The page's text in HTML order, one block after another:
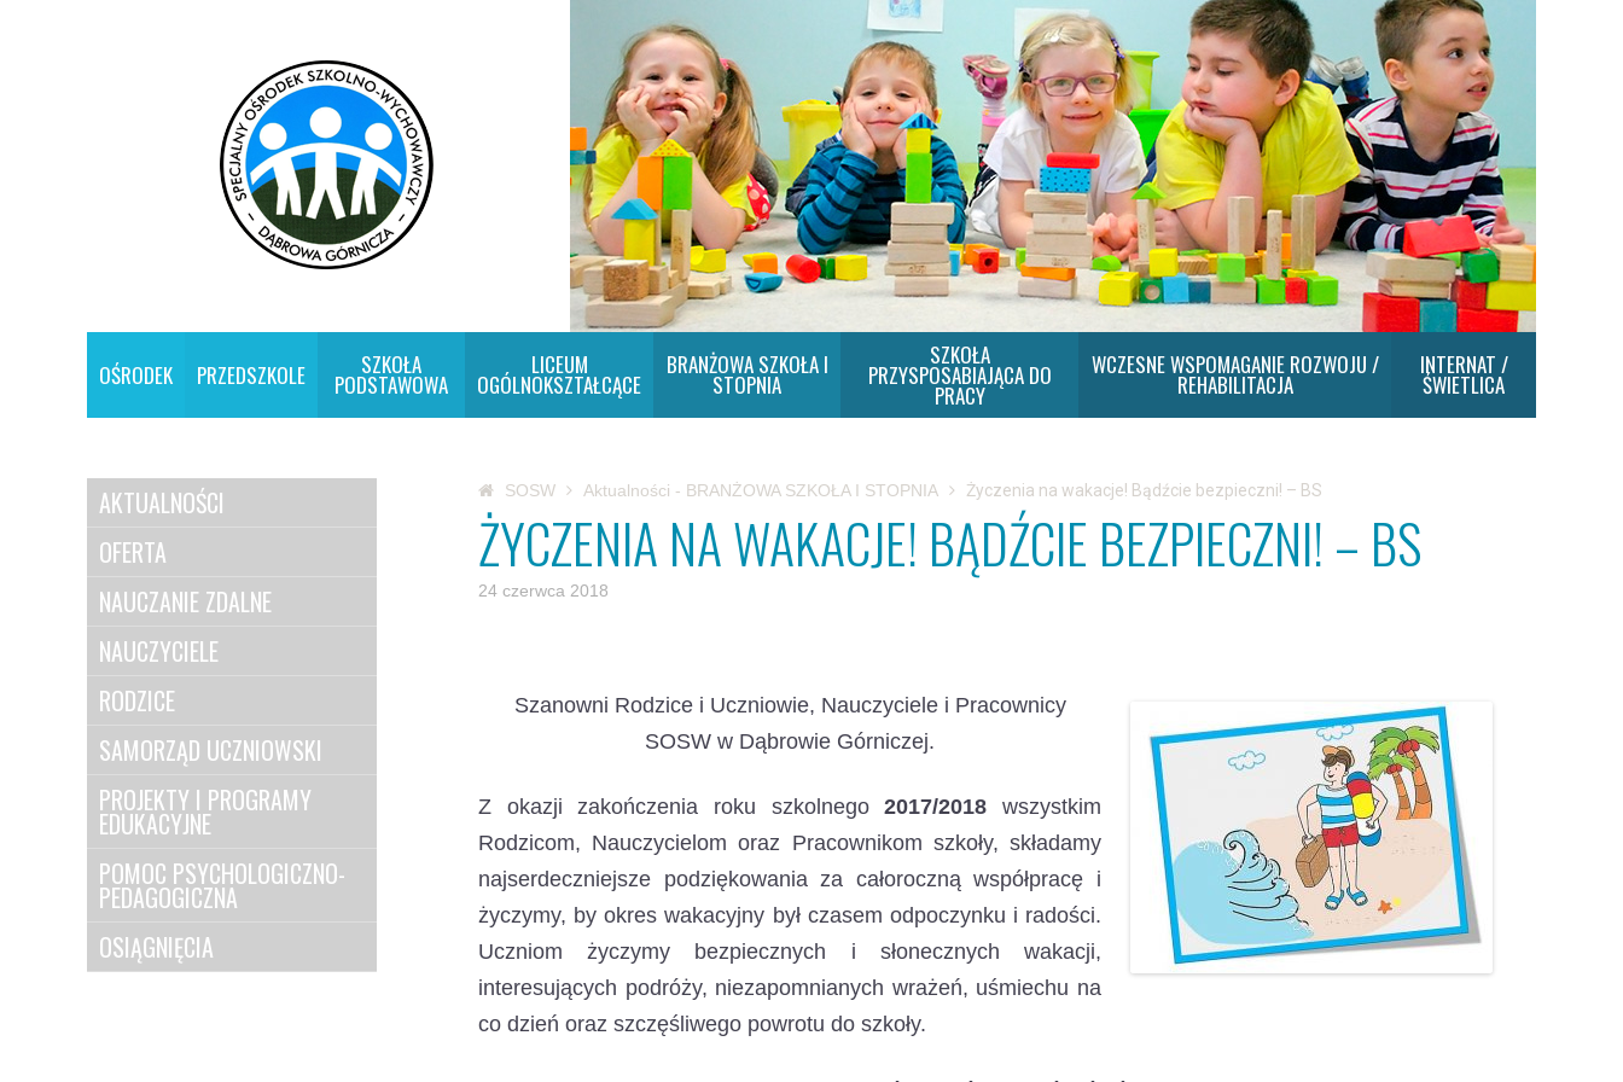
OŚRODEK PRZEDSZKOLE SZKOŁA
PODSTAWOWA
LICEUM
OGÓLNOKSZTAŁCĄCE
BRANŻOWA SZKOŁA I
STOPNIA
SZKOŁA
PRZYSPOSABIAJĄCA DO
PRACY
WCZESNE WSPOMAGANIE ROZWOJU /
REHABILITACJA
INTERNAT /
ŚWIETLICA
AKTUALNOŚCI
OFERTA
NAUCZANIE ZDALNE
NAUCZYCIELE
RODZICE
SAMORZĄD UCZNIOWSKI
PROJEKTY I PROGRAMY
EDUKACYJNE
POMOC PSYCHOLOGICZNO-
PEDAGOGICZNA
OSIĄGNIĘCIA
SOSW Aktualności - BRANŻOWA SZKOŁA I STOPNIA Życzenia na wakacje! Bądźcie bezpieczni! – BS
ŻYCZENIA NA WAKACJE! BĄDŹCIE BEZPIECZNI! – BS
24 czerwca 2018
Szanowni Rodzice i Uczniowie, Nauczyciele i Pracownicy
SOSW w Dąbrowie Górniczej.
Z okazji zakończenia roku szkolnego2017/2018 wszystkim
Rodzicom, Nauczycielom oraz Pracownikom szkoły, składamy
najserdeczniejsze podziękowania za całoroczną współpracę i
życzymy, by okres wakacyjny był czasem odpoczynku i radości.
Uczniom życzymy bezpiecznych i słonecznych wakacji,
interesujących podróży, niezapomnianych wrażeń, uśmiechu na
co dzień oraz szczęśliwego powrotu do szkoły.